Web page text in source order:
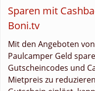
Sparen mit
Boni.tv
Mit den Angeboten
Paulcamper Geld
Gutscheincodes und
Mietpreis zu